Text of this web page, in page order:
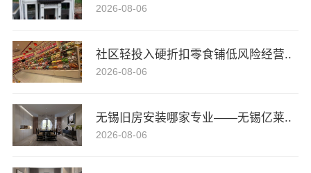
2026-08-06
社区轻投入硬折扣零食铺低风险经营..
2026-08-06
无锡旧房安装哪家专业——无锡亿莱..
2026-08-06